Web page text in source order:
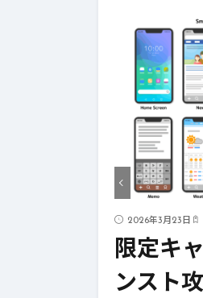
2026年3月23日
限定キ
ンスト